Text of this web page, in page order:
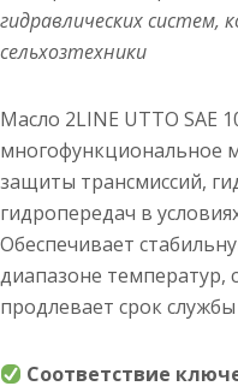
гидравлических систем,
сельхозтехники
Масло 2LINE UTTO SAE
многофункциональное
защиты трансмиссий,
гидропередач в
Обеспечивает
диапазоне температур,
продлевает срок
Соответствие